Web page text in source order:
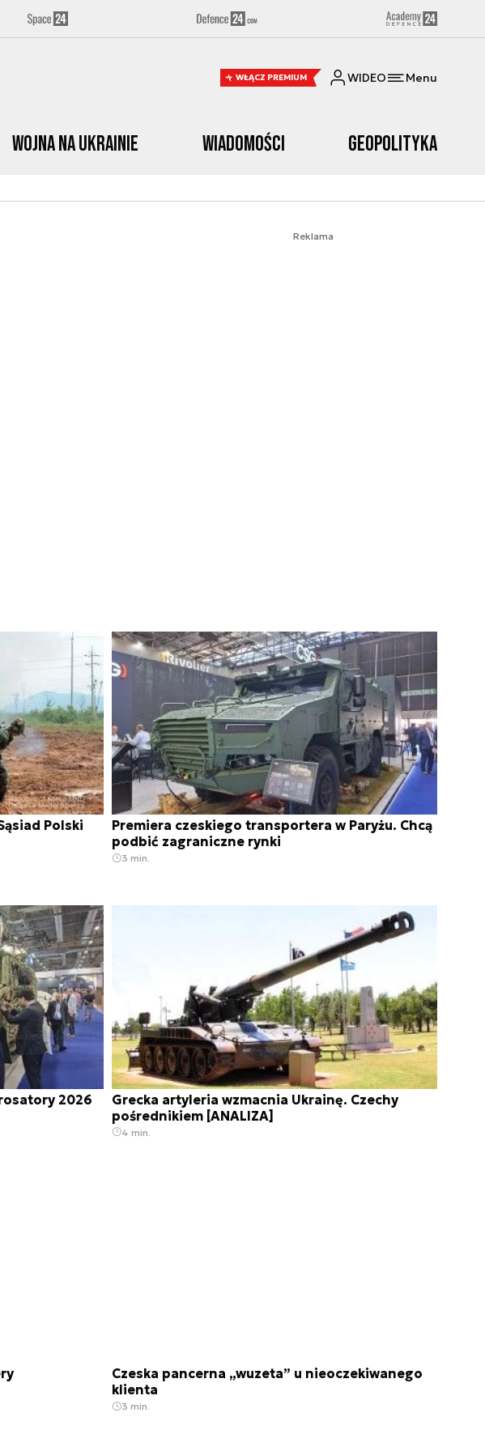
WŁĄCZ PREMIUM WIDEO Menu
Wojna na Ukrainie Wiadomości Geopolityka
Reklama
Polski
Premiera czeskiego transportera w Paryżu. Chcą
podbić zagraniczne rynki
3 min.
2026
Grecka artyleria wzmacnia Ukrainę. Czechy
pośrednikiem [ANALIZA]
4 min.
Czeska pancerna „wuzeta” u nieoczekiwanego
klienta
3 min.